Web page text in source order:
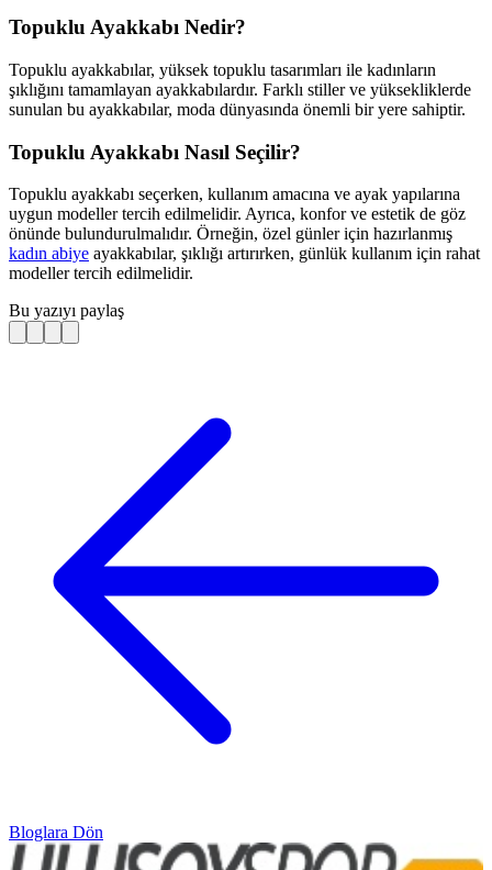
Topuklu Ayakkabı Nedir?
Topuklu ayakkabılar, yüksek topuklu tasarımları ile kadınların
şıklığını tamamlayan ayakkabılardır. Farklı stiller ve yüksekliklerde
sunulan bu ayakkabılar, moda dünyasında önemli bir yere sahiptir.
Topuklu Ayakkabı Nasıl Seçilir?
Topuklu ayakkabı seçerken, kullanım amacına ve ayak yapılarına
uygun modeller tercih edilmelidir. Ayrıca, konfor ve estetik de göz
önünde bulundurulmalıdır. Örneğin, özel günler için hazırlanmış
kadın abiye ayakkabılar, şıklığı artırırken, günlük kullanım için rahat
modeller tercih edilmelidir.
Bu yazıyı paylaş
Bloglara Dön